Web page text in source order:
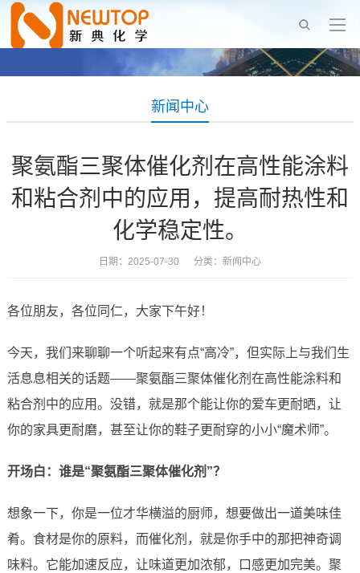
新闻中心
聚氨酯三聚体催化剂在高性能涂料
和粘合剂中的应用，提高耐热性和
化学稳定性。
日期：2025-07-30 分类： 新闻中心
各位朋友，各位同仁，大家下午好！
今天，我们来聊聊一个听起来有点“高冷”，但实际上与我们生
活息息相关的话题——聚氨酯三聚体催化剂在高性能涂料和
粘合剂中的应用。没错，就是那个能让你的爱车更耐晒，让
你的家具更耐磨，甚至让你的鞋子更耐穿的小小“魔术师”。
开场白：谁是“聚氨酯三聚体催化剂”？
想象一下，你是一位才华横溢的厨师，想要做出一道美味佳
肴。食材是你的原料，而催化剂，就是你手中的那把神奇调
味料。它能加速反应，让味道更加浓郁，口感更加完美。聚